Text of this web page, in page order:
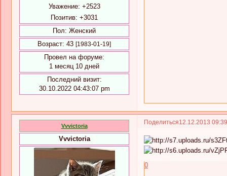
Уважение: +2523
Позитив: +3031
Пол: Женский
Возраст: 43 [1983-01-19]
Провел на форуме:
1 месяц 10 дней
Последний визит:
30.10.2022 04:43:07 pm
Поделиться12.12.2013
Vvvictoria
Vvvictoria
0